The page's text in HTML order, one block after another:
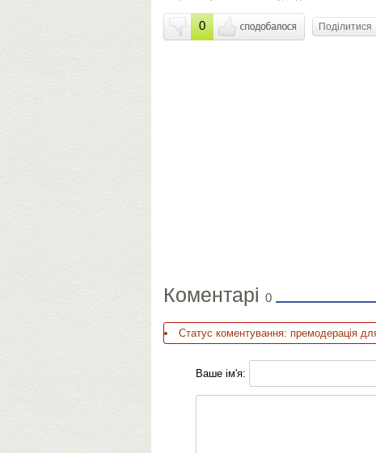
0 Поділитися
Коментарі 0
Статус коментування: премодерація
Ваше ім'я: